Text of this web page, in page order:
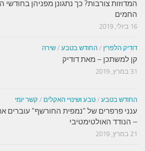
המדוזות צורבות? כך נתגונן מפניהן בחודשי
החמים
16 ביולי, 2019
דודיק הלפרין / החודש בטבע / שירה
קן למשתכן – מאת דודיק
31 במרץ, 2019
החודש בטבע / טבע ושינויי האקלים / קשר יומי
ענני פרפרים של "נמפית החורשף" עוברים
– הנודד האולטימטיבי
21 במרץ, 2019